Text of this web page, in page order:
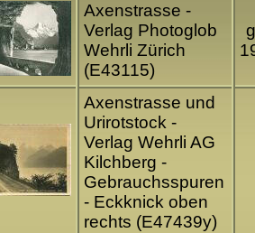
Axenstrasse -
Verlag Photoglob
Wehrli Zürich
(E43115)
Axenstrasse und
Urirotstock -
Verlag Wehrli AG
Kilchberg -
Gebrauchsspuren
- Eckknick oben
rechts (E47439y)